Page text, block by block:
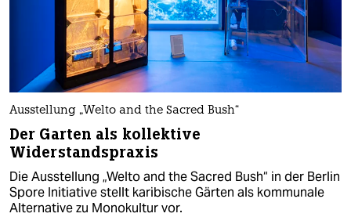
Ausstellung „Welto and the Sacred Bush“
Der Garten als kollektive
Widerstandspraxis
Die Ausstellung „Welto and the Sacred Bush“ in der Berlin
Spore Initiative stellt karibische Gärten als kommunale
Alternative zu Monokultur vor.